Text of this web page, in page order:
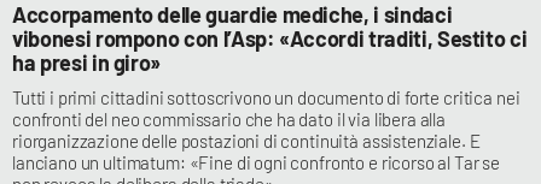
Accorpamento delle guardie mediche, i sindaci
vibonesi rompono con l’Asp: «Accordi traditi, Sestito ci
ha presi in giro»
Tutti i primi cittadini sottoscrivono un documento di forte critica nei
confronti del neo commissario che ha dato il via libera alla
riorganizzazione delle postazioni di continuità assistenziale. E
lanciano un ultimatum: «Fine di ogni confronto e ricorso al Tar se